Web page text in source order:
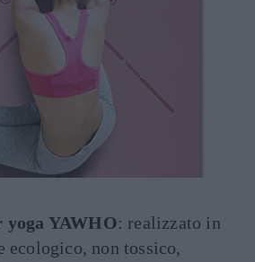
yoga YAWHO: realizzato in
ecologico, non tossico,